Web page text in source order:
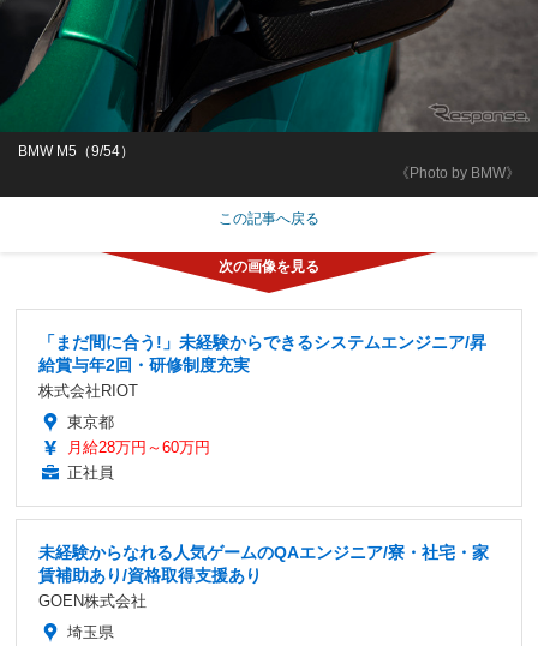
《Photo by BMW》
BMW M5（9/54）
この記事へ戻る
「まだ間に合う!」未経験からできるシステムエンジニア/昇
給賞与年2回・研修制度充実
株式会社RIOT
東京都
月給28万円～60万円
正社員
未経験からなれる人気ゲームのQAエンジニア/寮・社宅・家
賃補助あり/資格取得支援あり
GOEN株式会社
埼玉県